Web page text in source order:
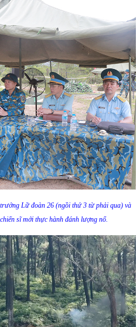
Lữ đoàn 26 (ngồi thứ 3 từ phải qua) và
sĩ mới thực hành đánh lượng nổ.